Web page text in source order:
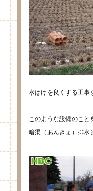
水はけを良くする工事
このような設備のこと
暗渠（あんきょ）排水